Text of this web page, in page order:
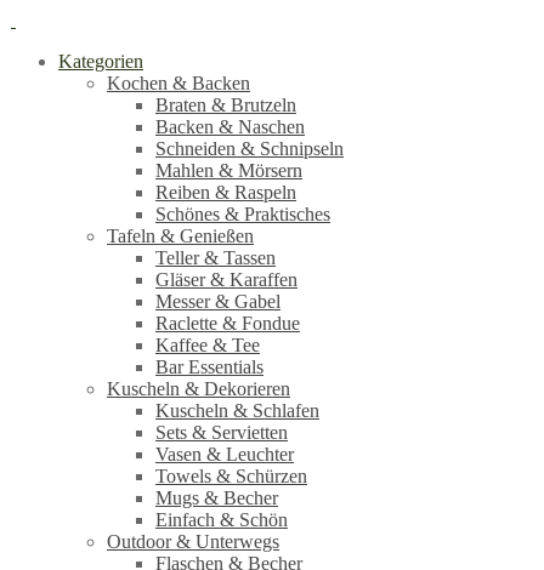
Kategorien
Kochen & Backen
Braten & Brutzeln
Backen & Naschen
Schneiden & Schnipseln
Mahlen & Mörsern
Reiben & Raspeln
Schönes & Praktisches
Tafeln & Genießen
Teller & Tassen
Gläser & Karaffen
Messer & Gabel
Raclette & Fondue
Kaffee & Tee
Bar Essentials
Kuscheln & Dekorieren
Kuscheln & Schlafen
Sets & Servietten
Vasen & Leuchter
Towels & Schürzen
Mugs & Becher
Einfach & Schön
Outdoor & Unterwegs
Flaschen & Becher